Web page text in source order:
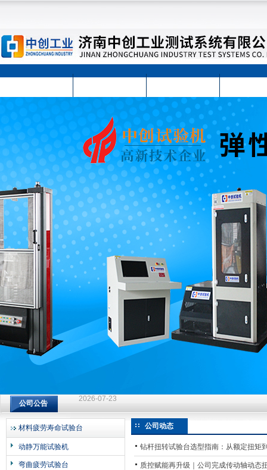
济南中创工业测试系统有限公司
公司公告 2026-07-23
钻杆扭转试验台选型指南：从额定扭矩到加载频率的工况适配
2026-07-23
钻杆扭转试验台选型指南：从额定扭矩到加载频率的工况适配
材料疲劳寿命试验台
动静万能试验机
弯曲疲劳试验台
公司动态
钻杆扭转试验台选型指南：从额定扭矩
质控赋能再升级｜公司完成传动轴动态